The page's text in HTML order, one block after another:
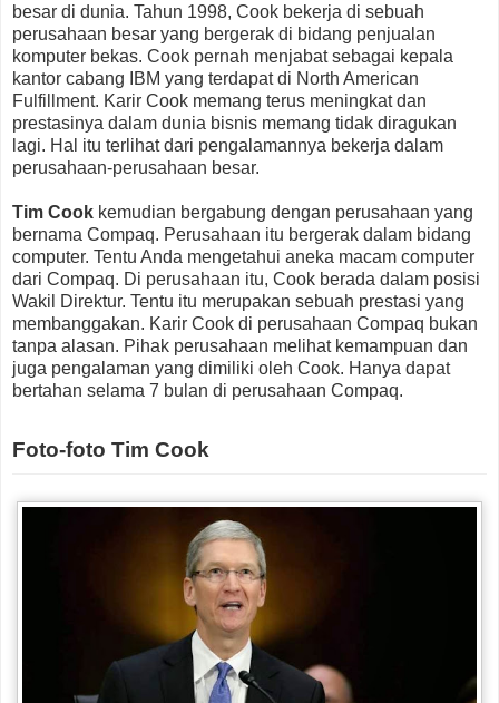
besar di dunia. Tahun 1998, Cook bekerja di sebuah
perusahaan besar yang bergerak di bidang penjualan
komputer bekas. Cook pernah menjabat sebagai kepala
kantor cabang IBM yang terdapat di North American
Fulfillment. Karir Cook memang terus meningkat dan
prestasinya dalam dunia bisnis memang tidak diragukan
lagi. Hal itu terlihat dari pengalamannya bekerja dalam
perusahaan-perusahaan besar.
Tim Cook kemudian bergabung dengan perusahaan yang
bernama Compaq. Perusahaan itu bergerak dalam bidang
computer. Tentu Anda mengetahui aneka macam computer
dari Compaq. Di perusahaan itu, Cook berada dalam posisi
Wakil Direktur. Tentu itu merupakan sebuah prestasi yang
membanggakan. Karir Cook di perusahaan Compaq bukan
tanpa alasan. Pihak perusahaan melihat kemampuan dan
juga pengalaman yang dimiliki oleh Cook. Hanya dapat
bertahan selama 7 bulan di perusahaan Compaq.
Foto-foto Tim Cook